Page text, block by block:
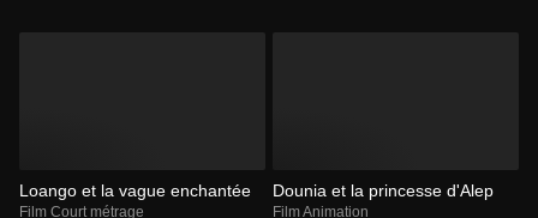
Loango et la vague enchantée
Film Court métrage
Dounia et la princesse d'Alep
Film Animation